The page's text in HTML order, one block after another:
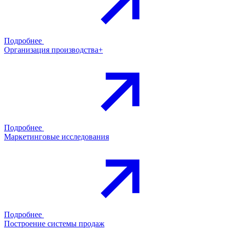
Подробнее
Организация производства+
Подробнее
Маркетинговые исследования
Подробнее
Построение системы продаж